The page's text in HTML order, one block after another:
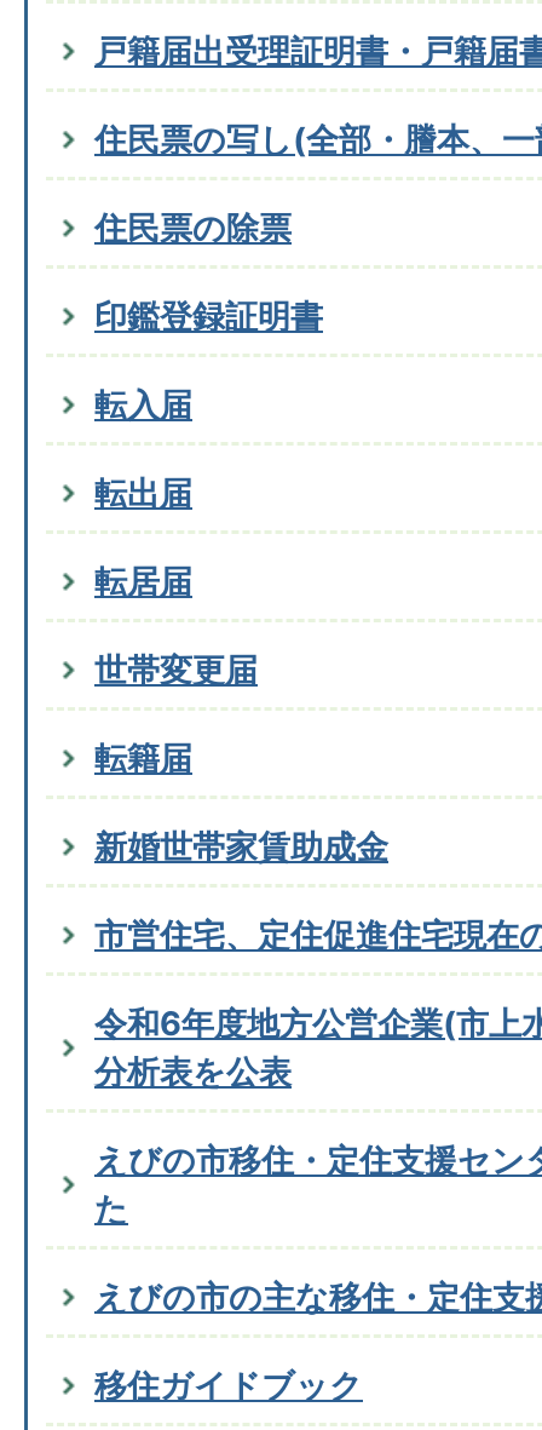
戸籍届出受理証明書・戸籍届
住民票の写し(全部・謄本、
住民票の除票
印鑑登録証明書
転入届
転出届
転居届
世帯変更届
転籍届
新婚世帯家賃助成金
市営住宅、定住促進住宅現在
令和6年度地方公営企業(市上
分析表を公表
えびの市移住・定住支援セン
た
えびの市の主な移住・定住支
移住ガイドブック